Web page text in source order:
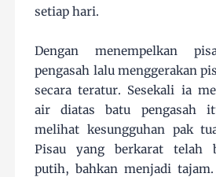
setiap hari.
Dengan menempelkan
pengasah lalu menggerakan
secara teratur. Sesekali ia
air diatas batu pengasah
melihat kesungguhan pak
Pisau yang berkarat telah
putih, bahkan menjadi tajam.